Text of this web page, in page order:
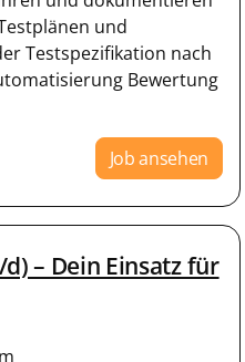
und
Testspezifikation nach
Bewertung
Job ansehen
– Dein Einsatz für